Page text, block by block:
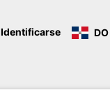
Identificarse DO